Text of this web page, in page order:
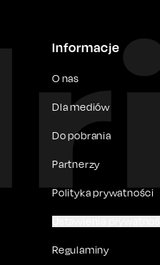
Informacje
O nas
Dla mediów
Do pobrania
Partnerzy
Polityka prywatności
Regulaminy